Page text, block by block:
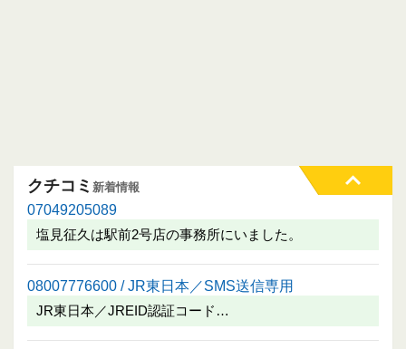
クチコミ 新着情報
07049205089
塩見征久は駅前2号店の事務所にいました。
08007776600 / JR東日本／SMS送信専用
JR東日本／JREID認証コード…